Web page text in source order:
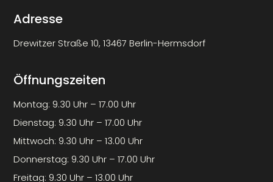
Adresse
Drewitzer Straße 10, 13467 Berlin-Hermsdorf
Öffnungszeiten
Montag: 9.30 Uhr – 17.00 Uhr
Dienstag: 9.30 Uhr – 17.00 Uhr
Mittwoch: 9.30 Uhr – 13.00 Uhr
Donnerstag: 9.30 Uhr – 17.00 Uhr
Freitag: 9.30 Uhr – 13.00 Uhr